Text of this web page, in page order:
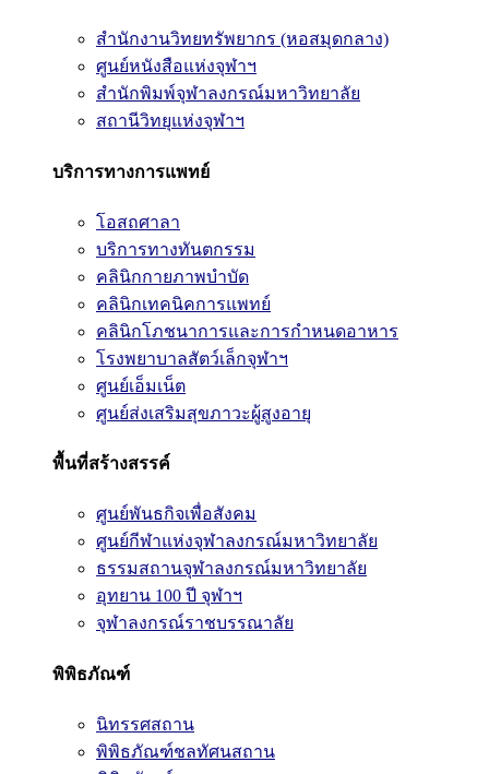
สำนักงานวิทยทรัพยากร (หอสมุดกลาง)
ศูนย์หนังสือแห่งจุฬาฯ
สำนักพิมพ์จุฬาลงกรณ์มหาวิทยาลัย
สถานีวิทยุแห่งจุฬาฯ
บริการทางการแพทย์
โอสถศาลา
บริการทางทันตกรรม
คลินิกกายภาพบำบัด
คลินิกเทคนิคการแพทย์
คลินิกโภชนาการและการกำหนดอาหาร
โรงพยาบาลสัตว์เล็กจุฬาฯ
ศูนย์เอ็มเน็ต
ศูนย์ส่งเสริมสุขภาวะผู้สูงอายุ
พื้นที่สร้างสรรค์
ศูนย์พันธกิจเพื่อสังคม
ศูนย์กีฬาแห่งจุฬาลงกรณ์มหาวิทยาลัย
ธรรมสถานจุฬาลงกรณ์มหาวิทยาลัย
อุทยาน 100 ปี จุฬาฯ
จุฬาลงกรณ์ราชบรรณาลัย
พิพิธภัณฑ์
นิทรรศสถาน
พิพิธภัณฑ์ชลทัศนสถาน